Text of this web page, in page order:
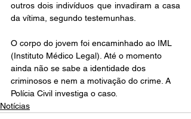
outros dois indivíduos que invadiram a casa
da vítima, segundo testemunhas.
O corpo do jovem foi encaminhado ao IML
(Instituto Médico Legal). Até o momento
ainda não se sabe a identidade dos
criminosos e nem a motivação do crime. A
Polícia Civil investiga o caso.
Notícias